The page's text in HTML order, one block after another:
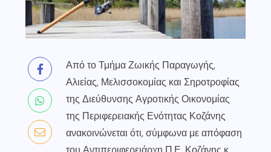
Από το Τμήμα Ζωικής Παραγωγής,
Αλιείας, Μελισσοκομίας και Σηροτροφίας
της Διεύθυνσης Αγροτικής Οικονομίας
της Περιφερειακής Ενότητας Κοζάνης
ανακοινώνεται ότι, σύμφωνα με απόφαση